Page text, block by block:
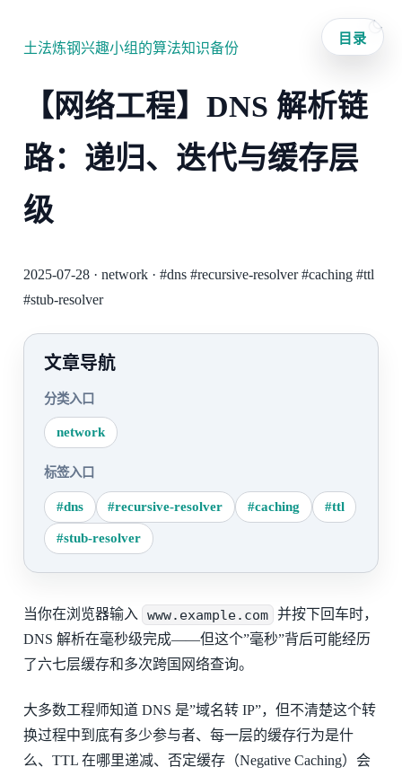
土法炼钢兴趣小组的算法知识备份
【网络工程】DNS 解析链
路：递归、迭代与缓存层
级
2025-07-28· network· #dns #recursive-resolver #caching #ttl
#stub-resolver
文章导航
分类入口
network
标签入口
#dns #recursive-resolver #caching #ttl
#stub-resolver
当你在浏览器输入 www.example.com 并按下回车时，
DNS 解析在毫秒级完成——但这个”毫秒”背后可能经历
了六七层缓存和多次跨国网络查询。
大多数工程师知道 DNS 是”域名转 IP”，但不清楚这个转
换过程中到底有多少参与者、每一层的缓存行为是什
么、TTL 在哪里递减、否定缓存（Negative Caching）会
目录